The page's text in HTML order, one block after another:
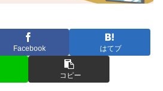
Facebook はてブ
コピー